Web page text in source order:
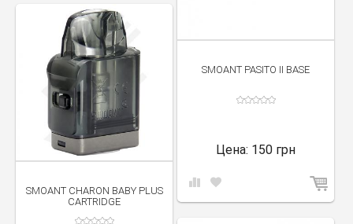
SMOANT PASITO II BASE
Цена: 150 грн
SMOANT CHARON BABY PLUS
CARTRIDGE